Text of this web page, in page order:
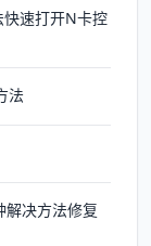
速打开N卡控
法
解决方法修复